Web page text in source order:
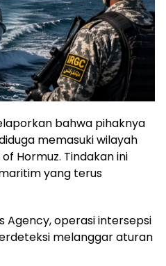
bahwa pihaknya
memasuki wilayah
Hormuz. Tindakan ini
yang terus
Agency, operasi intersepsi
melanggar aturan